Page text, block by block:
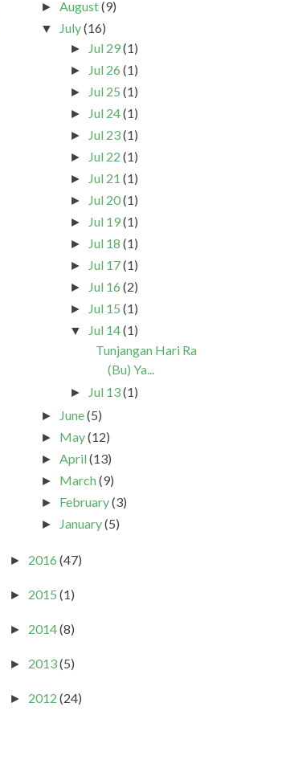
►August(9)
▼ July(16)
► Jul 29(1)
► Jul 26 (1)
► Jul 25 (1)
► Jul 24(1)
► Jul 23(1)
► Jul 22 (1)
► Jul 21 (1)
► Jul 20(1)
► Jul 19(1)
► Jul 18 (1)
► Jul 17(1)
► Jul 16 (2)
► Jul 15 (1)
▼ Jul 14(1)
Tunjangan Hari Ra
(Bu) Ya...
► Jul 13(1)
► June(5)
► May(12)
►April(13)
► March(9)
► February(3)
► January(5)
► 2016 (47)
► 2015 (1)
► 2014(8)
► 2013(5)
► 2012 (24)